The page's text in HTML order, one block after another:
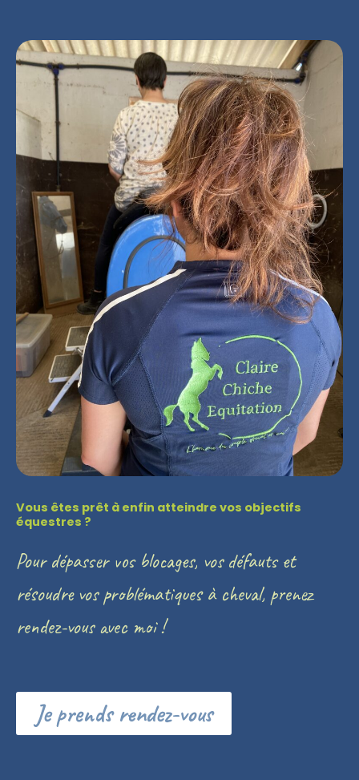
Vous êtes prêt à enfin atteindre vos objectifs
équestres ?
Pour dépasser vos blocages, vos défauts et
résoudre vos problématiques à cheval, prenez
rendez-vous avec moi !
Je prends rendez-vous